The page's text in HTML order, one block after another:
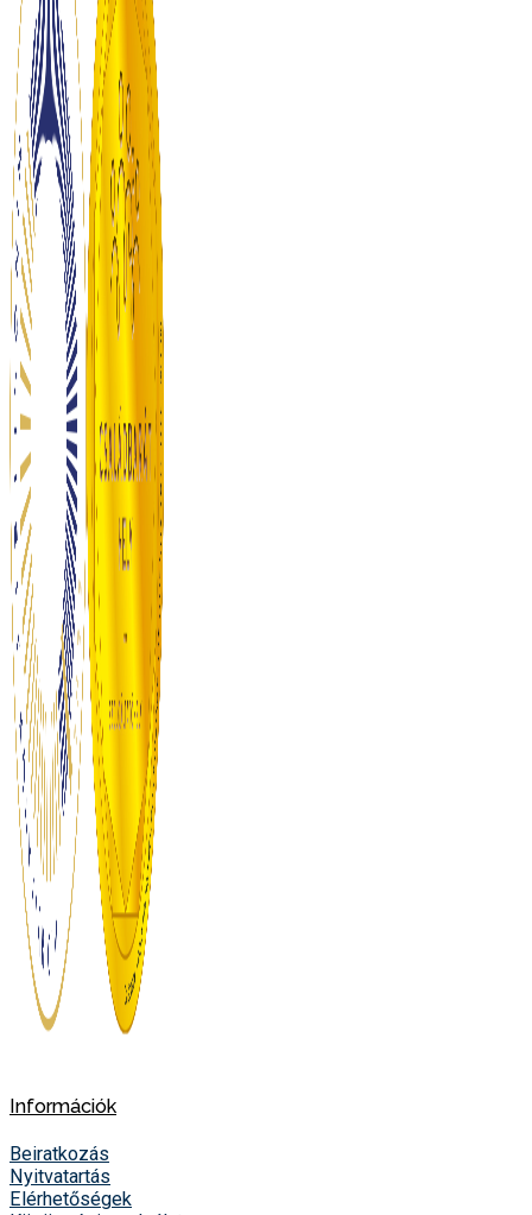
Információk
Beiratkozás
Nyitvatartás
Elérhetőségek